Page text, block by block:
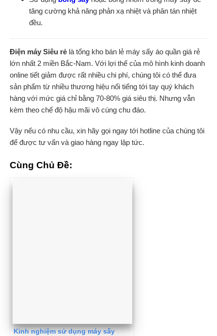
tăng cường khả năng phản xạ nhiệt và phân tán nhiệt
đều.
Điện máy Siêu rẻ là tổng kho bán lẻ máy sấy áo quần giá rẻ
lớn nhất 2 miền Bắc-Nam. Với lợi thế của mô hình kinh doanh
online tiết giảm được rất nhiều chi phí, chúng tôi có thể đưa
sản phẩm từ nhiều thương hiệu nổi tiếng tới tay quý khách
hàng với mức giá chỉ bằng 70-80% giá siêu thị. Nhưng vẫn
kèm theo chế độ hậu mãi vô cùng chu đáo.
Vậy nếu có nhu cầu, xin hãy gọi ngay tới hotline của chúng tôi
để được tư vấn và giao hàng ngay lập tức.
Cùng Chủ Đề:
Kinh nghiệm sử dụng máy sấy